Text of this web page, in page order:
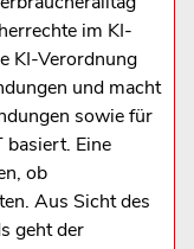
im KI-
KI-Verordnung
und macht
sowie für
basiert. Eine
ob
Aus Sicht des
geht der